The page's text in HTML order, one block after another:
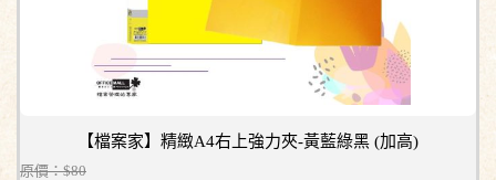
【檔案家】精緻A4右上強力夾-黃藍綠黑 (加高)
原價：$80